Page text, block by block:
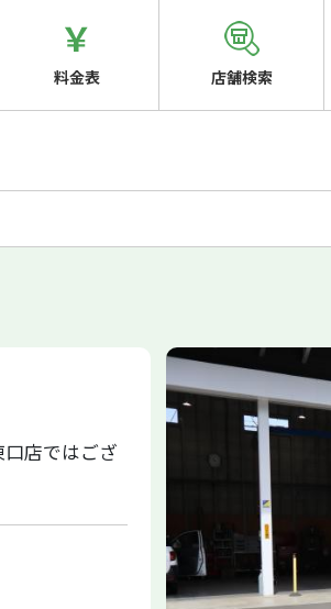
料金表 店舗検索
店ではござ